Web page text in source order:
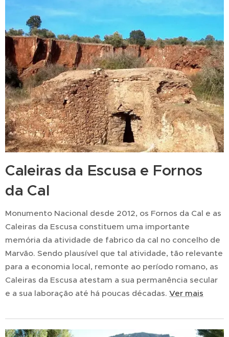
Caleiras da Escusa e Fornos
da Cal
Monumento Nacional desde 2012, os Fornos da Cal e as
Caleiras da Escusa constituem uma importante
memória da atividade de fabrico da cal no concelho de
Marvão. Sendo plausível que tal atividade, tão relevante
para a economia local, remonte ao período romano, as
Caleiras da Escusa atestam a sua permanência secular
e a sua laboração até há poucas décadas. Ver mais